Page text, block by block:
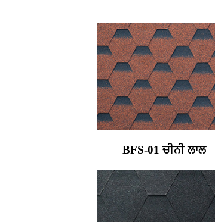
BFS-01 ਚੀਨੀ ਲਾਲ